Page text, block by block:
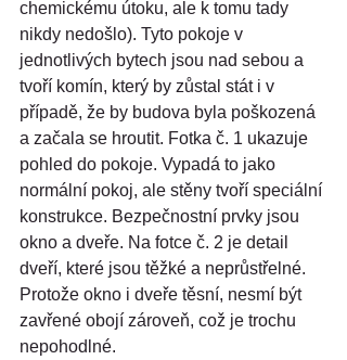
chemickému útoku, ale k tomu tady
nikdy nedošlo). Tyto pokoje v
jednotlivých bytech jsou nad sebou a
tvoří komín, který by zůstal stát i v
případě, že by budova byla poškozená
a začala se hroutit. Fotka č. 1 ukazuje
pohled do pokoje. Vypadá to jako
normální pokoj, ale stěny tvoří speciální
konstrukce. Bezpečnostní prvky jsou
okno a dveře. Na fotce č. 2 je detail
dveří, které jsou těžké a neprůstřelné.
Protože okno i dveře těsní, nesmí být
zavřené obojí zároveň, což je trochu
nepohodlné.